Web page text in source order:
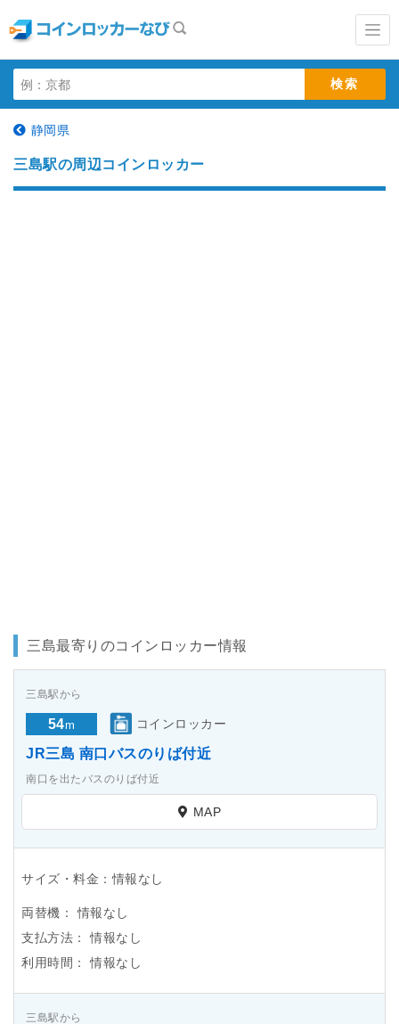
静岡県
三島駅の周辺コインロッカー
三島最寄りのコインロッカー情報
三島駅から
54m コインロッカー
JR三島 南口バスのりば付近
南口を出たバスのりば付近
MAP
サイズ・料金：情報なし
両替機：
情報なし
支払方法：
情報なし
利用時間：
情報なし
三島駅から